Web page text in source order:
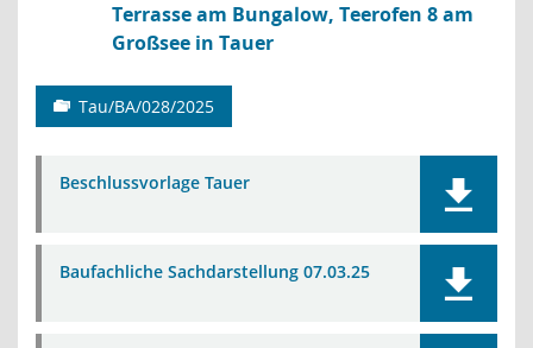
Terrasse am Bungalow, Teerofen 8 am
Großsee in Tauer
Tau/BA/028/2025
Beschlussvorlage Tauer
Baufachliche Sachdarstellung 07.03.25